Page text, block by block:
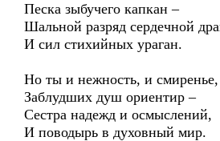
Песка зыбучего капкан –
Шальной разряд сердечной
И сил стихийных ураган.
Но ты и нежность, и смиренье,
Заблудших душ ориентир –
Сестра надежд и осмыслений,
И поводырь в духовный мир.